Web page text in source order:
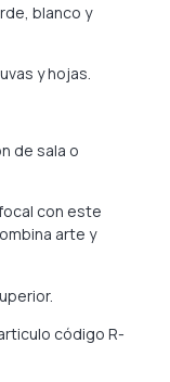
blanco y
y hojas.
de sala o
con este
arte y
código R-